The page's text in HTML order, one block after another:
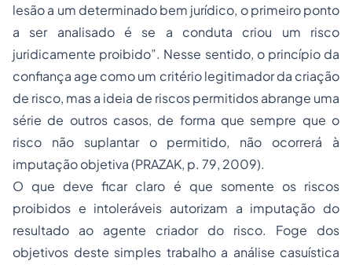
lesão a um determinado bem jurídico, o primeiro ponto
a ser analisado é se a conduta criou um risco
juridicamente proibido”. Nesse sentido, o princípio da
confiança age como um critério legitimador da criação
de risco, mas a ideia de riscos permitidos abrange uma
série de outros casos, de forma que sempre que o
risco não suplantar o permitido, não ocorrerá à
imputação objetiva (PRAZAK, p. 79, 2009).
O que deve ficar claro é que somente os riscos
proibidos e intoleráveis autorizam a imputação do
resultado ao agente criador do risco. Foge dos
objetivos deste simples trabalho a análise casuística